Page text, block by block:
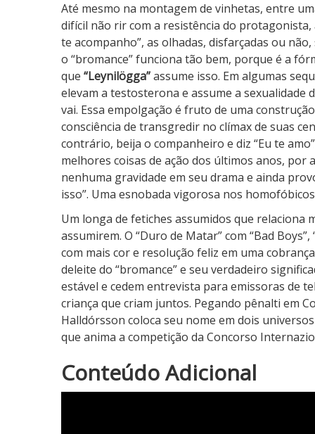
Até mesmo na montagem de vinhetas, entre
difícil não rir com a resistência do
te acompanho”, as olhadas, disfarçadas ou
o “bromance” funciona tão bem, porque é a
que “Leynilögga”assume isso. Em algumas
elevam a testosterona e assume a sexualidade
vai. Essa empolgação é fruto de uma
consciência de transgredir no clímax de suas
contrário, beija o companheiro e diz “Eu te
melhores coisas de ação dos últimos anos,
nenhuma gravidade em seu drama e ainda
isso”. Uma esnobada vigorosa nos
Um longa de fetiches assumidos que relaciona
assumirem. O “Duro de Matar” com “Bad
com mais cor e resolução feliz em uma
deleite do “bromance” e seu verdadeiro
estável e cedem entrevista para emissoras de
criança que criam juntos. Pegando pênalti em
Halldórsson coloca seu nome em dois
que anima a competição da Concorso
N
o
Conteúdo Adicional